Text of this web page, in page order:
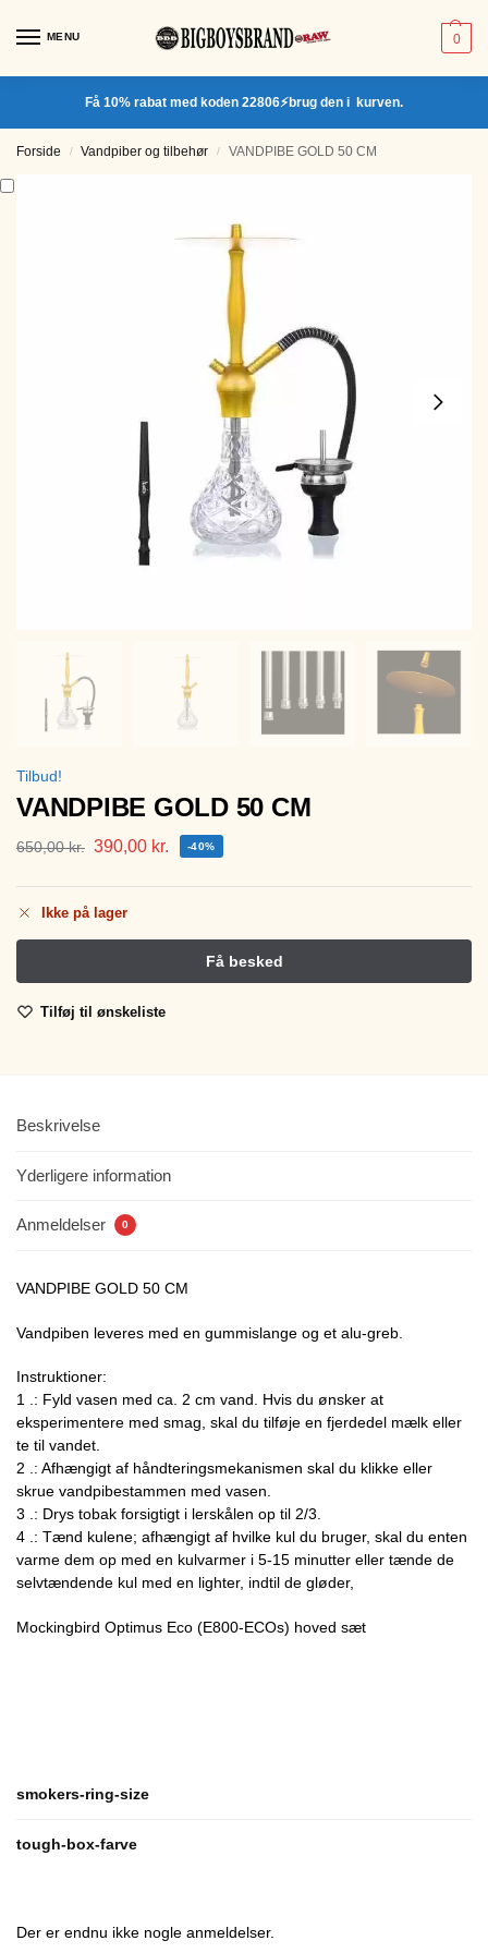
MENU 0
Få 10% rabat med koden 22806⚡brug den i kurven.
Forside / Vandpiber og tilbehør / VANDPIBE GOLD 50 CM
Tilbud!
VANDPIBE GOLD 50 CM
650,00kr. 390,00 kr. -40%
Ikke på lager
Tilføj til ønskeliste
Beskrivelse
Yderligere information
Anmeldelser 0
VANDPIBE GOLD 50 CM
Vandpiben leveres med en gummislange og et alu-greb.
Instruktioner:
1 .: Fyld vasen med ca. 2 cm vand. Hvis du ønsker at
eksperimentere med smag, skal du tilføje en fjerdedel mælk eller
te til vandet.
2 .: Afhængigt af håndteringsmekanismen skal du klikke eller
skrue vandpibestammen med vasen.
3 .: Drys tobak forsigtigt i lerskålen op til 2/3.
4 .: Tænd kulene; afhængigt af hvilke kul du bruger, skal du enten
varme dem op med en kulvarmer i 5-15 minutter eller tænde de
selvtændende kul med en lighter, indtil de gløder,
Mockingbird Optimus Eco (E800-ECOs) hoved sæt
smokers-ring-size
tough-box-farve
Der er endnu ikke nogle anmeldelser.